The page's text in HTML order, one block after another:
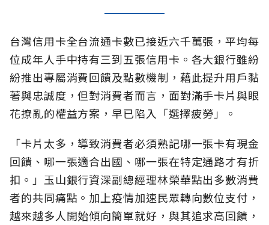
台灣信用卡全台流通卡數已接近六千萬張，平均每
位成年人手中持有三到五張信用卡。各大銀行雖紛
紛推出專屬消費回饋及點數機制，藉此提升用戶黏
著與忠誠度，但對消費者而言，面對滿手卡片與眼
花撩亂的權益方案，早已陷入「選擇疲勞」。
「卡片太多，導致消費者必須熟記哪一張卡有現金
回饋、哪一張適合出國、哪一張在特定通路才有折
扣。」玉山銀行資深副總經理林榮華點出多數消費
者的共同痛點。加上疫情加速民眾轉向數位支付，
越來越多人開始傾向簡單就好，與其追求高回饋，